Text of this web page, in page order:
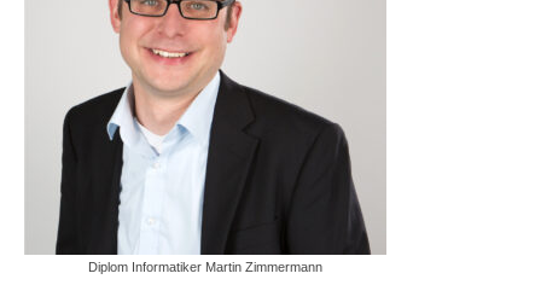
Kontakt
Impressum
Datenschutz
Diplom Informatiker Martin Zimmermann